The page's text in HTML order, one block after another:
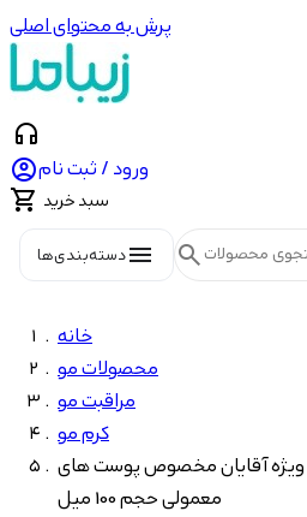
پرش به محتوای اصلی
headphones
ورود / ثبت نام
 سبد خرید
menuدسته‌بندی‌ها search
خانه
محصولات مو
مراقبت مو
کرم مو
ویژه آقایان مخصوص پوست های
معمولی حجم 100 میل